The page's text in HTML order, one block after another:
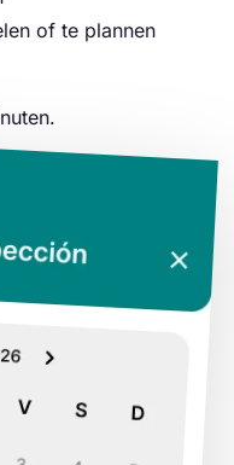
of te plannen